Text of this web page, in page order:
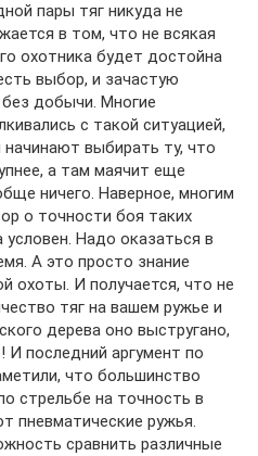
пары тяг никуда не
в том, что не всякая
охотника будет достойна
выбор, и зачастую
добычи. Многие
с такой ситуацией,
выбирать ту, что
а там маячит еще
ничего. Наверное, многим
о точности боя таких
Надо оказаться в
А это просто знание
охоты. И получается, что не
тяг на вашем ружье и
дерева оно выстругано,
последний аргумент по
что большинство
стрельбе на точность в
пневматические ружья.
сравнить различные